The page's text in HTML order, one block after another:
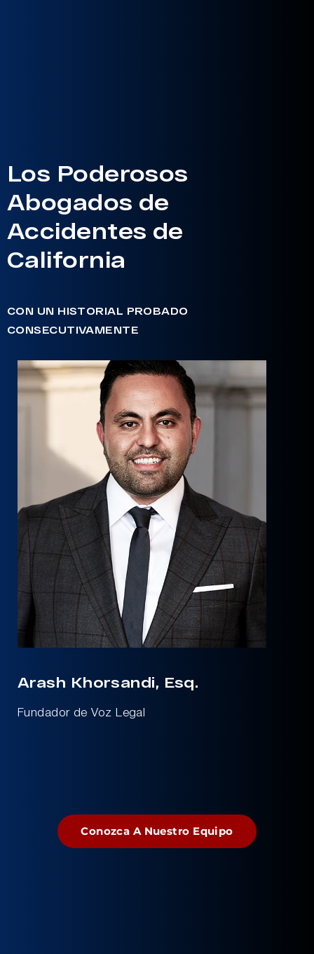
Los Poderosos
Abogados de
Accidentes de
California
CON UN HISTORIAL PROBADO
CONSECUTIVAMENTE
Arash Khorsandi, Esq.
Fundador de Voz Legal
Conozca A Nuestro Equipo